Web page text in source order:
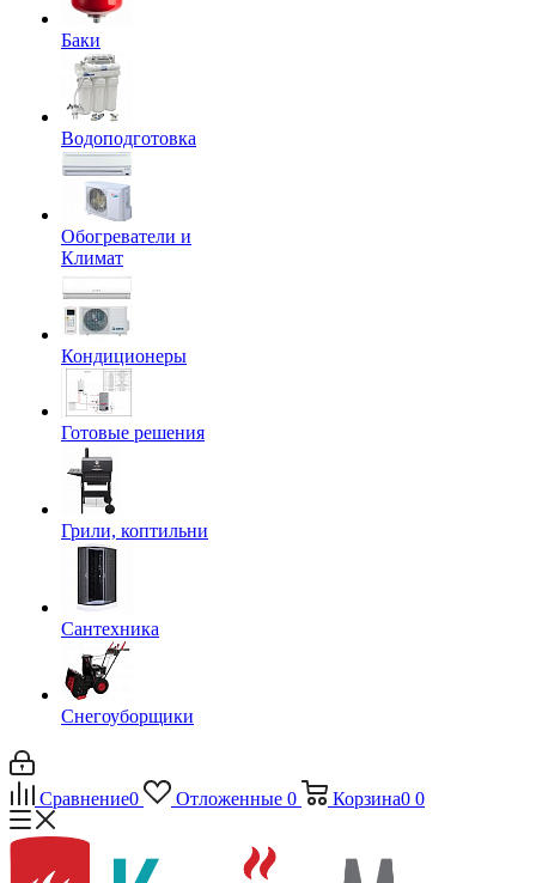
Баки
Водоподготовка
Обогреватели и
Климат
Кондиционеры
Готовые решения
Грили, коптильни
Сантехника
Снегоуборщики
Сравнение0 Отложенные 0 Корзина0 0